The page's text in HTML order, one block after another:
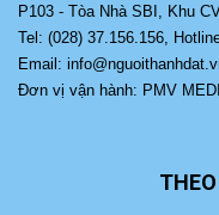
P103 - Tòa Nhà SBI, Khu
Tel: (028) 37.156.156,
Email:
Đơn vị vận hành: PMV